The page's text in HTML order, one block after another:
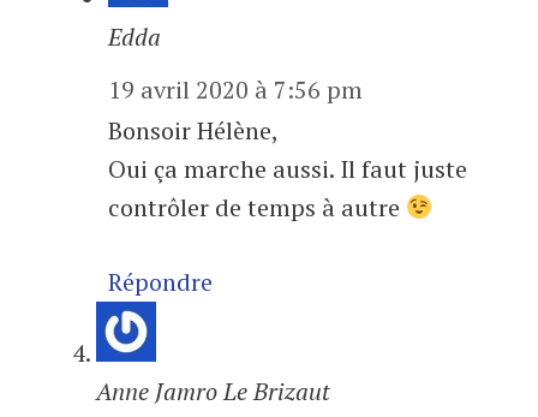
Edda
19 avril 2020 à 7:56 pm
Bonsoir Hélène,
Oui ça marche aussi. Il faut juste
contrôler de temps à autre
Répondre
Anne Jamro Le Brizaut